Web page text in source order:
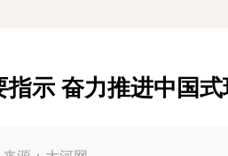
示 奋力推进中国